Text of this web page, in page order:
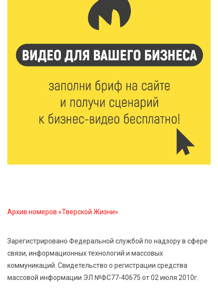
появится новая беговая трасса для
профессиональных спортсменов
7 Авг 2026 15:02 890
От звёздочек к чемпионам: в Твери отметили
заслуги тренеров и атлетов
Медицина стала самым популярным направлением у
абитуриентов в 2026 году
От сортировки мусора до жилья для ветеранов СВО:
Владимир Васильев получил удостоверение
7 Авг 2026 13:32 296
В Старице состоится бесплатный фестиваль
авиамоделей
Архив номеров «Тверской Жизни»
Зарегистрировано Федеральной службой по надзору в сфере
связи, информационных технологий и массовых
коммуникаций. Свидетельство о регистрации средства
массовой информации ЭЛ №ФС77-40675 от 02 июля 2010г.